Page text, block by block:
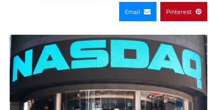
Pinterest
Email